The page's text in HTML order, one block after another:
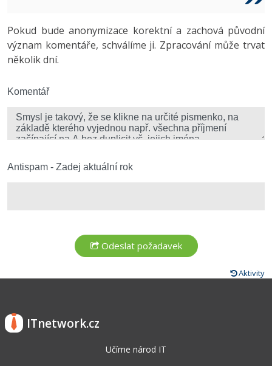
WordPress specialista
Algoritmy
Umělá inteligence (AI) -10%
Fórum
Windows
Kybernetická bezpečnost
Fórum
Pokud bude anonymizace korektní a zachová původní
význam komentáře, schválíme ji. Zpracování může trvat
několik dní.
Komentář
Antispam - Zadej aktuální rok
Aktivity
ITnetwork.cz
Učíme národ IT